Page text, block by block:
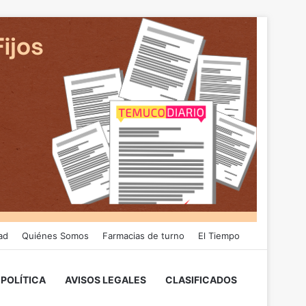
Quiénes Somos Farmacias de turno El Tiempo
POLÍTICA AVISOS LEGALES CLASIFICADOS